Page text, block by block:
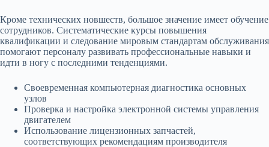
Кроме технических новшеств, большое значение имеет обучение
сотрудников. Систематические курсы повышения
квалификации и следование мировым стандартам обслуживания
помогают персоналу развивать профессиональные навыки и
идти в ногу с последними тенденциями.
Своевременная компьютерная диагностика основных
узлов
Проверка и настройка электронной системы управления
двигателем
Использование лицензионных запчастей,
соответствующих рекомендациям производителя